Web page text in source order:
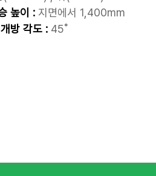
높이 : 지면에서 1,400mm
방 각도 : 45˚